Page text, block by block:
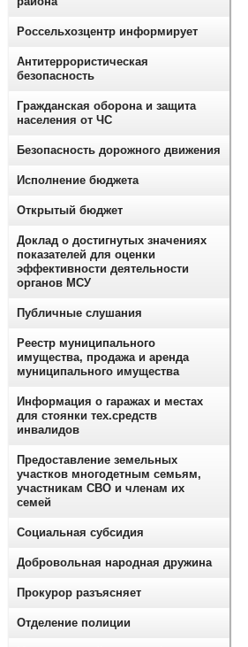
Россельхозцентр информирует
Антитеррористическая
безопасность
Гражданская оборона и защита
населения от ЧС
Безопасность дорожного движения
Исполнение бюджета
Открытый бюджет
Доклад о достигнутых значениях
показателей для оценки
эффективности деятельности
органов МСУ
Публичные слушания
Реестр муниципального
имущества, продажа и аренда
муниципального имущества
Информация о гаражах и местах
для стоянки тех.средств
инвалидов
Предоставление земельных
участков многодетным семьям,
участникам СВО и членам их
семей
Социальная субсидия
Добровольная народная дружина
Прокурор разъясняет
Отделение полиции